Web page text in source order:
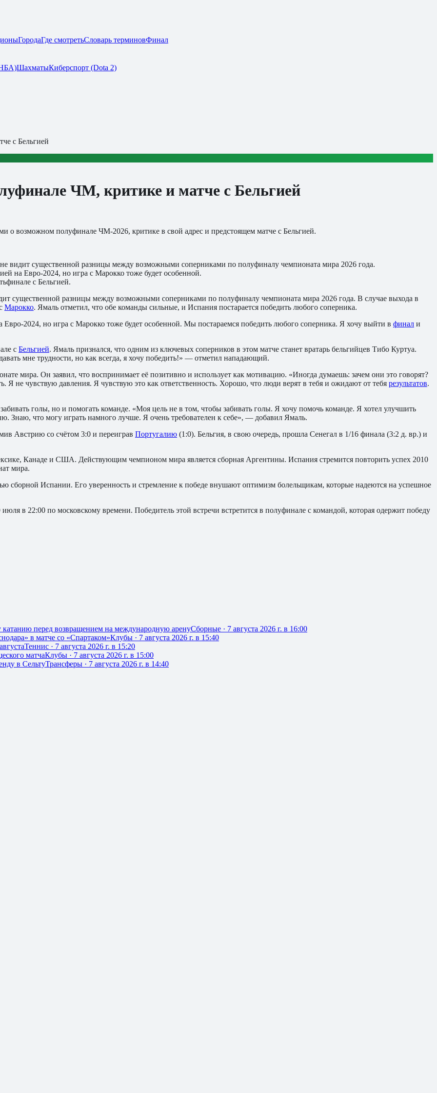
ГородаГде смотретьСловарь терминовФинал
ШахматыКиберспорт (Dota 2)
с Бельгией
ЧМ, критике и матче с Бельгией
возможном полуфинале ЧМ-2026, критике в свой адрес и предстоящем матче с Бельгией.
видит существенной разницы между возможными соперниками по полуфиналу чемпионата мира 2026 года.
на Евро-2024, но игра с Марокко тоже будет особенной.
с Бельгией.
существенной разницы между возможными соперниками по полуфиналу чемпионата мира 2026 года. В случае выхода в
Марокко. Ямаль отметил, что обе команды сильные, и Испания постарается победить любого соперника.
2024, но игра с Марокко тоже будет особенной. Мы постараемся победить любого соперника. Я хочу выйти в финал и
с Бельгией. Ямаль признался, что одним из ключевых соперников в этом матче станет вратарь бельгийцев Тибо Куртуа.
мне трудности, но как всегда, я хочу победить!» — отметил нападающий.
мира. Он заявил, что воспринимает её позитивно и использует как мотивацию. «Иногда думаешь: зачем они это говорят?
не чувствую давления. Я чувствую это как ответственность. Хорошо, что люди верят в тебя и ожидают от тебя результатов.
голы, но и помогать команде. «Моя цель не в том, чтобы забивать голы. Я хочу помочь команде. Я хотел улучшить
Знаю, что могу играть намного лучше. Я очень требователен к себе», — добавил Ямаль.
Австрию со счётом 3:0 и переиграв Португалию (1:0). Бельгия, в свою очередь, прошла Сенегал в 1/16 финала (3:2 д. вр.) и
Канаде и США. Действующим чемпионом мира является сборная Аргентины. Испания стремится повторить успех 2010
мира.
сборной Испании. Его уверенность и стремление к победе внушают оптимизм болельщикам, которые надеются на успешное
в 22:00 по московскому времени. Победитель этой встречи встретится в полуфинале с командой, которая одержит победу
перед возвращением на международную аренуСборные · 7 августа 2026 г. в 16:00
в матче со «Спартаком»Клубы · 7 августа 2026 г. в 15:40
Теннис · 7 августа 2026 г. в 15:20
матчаКлубы · 7 августа 2026 г. в 15:00
в СельтуТрансферы · 7 августа 2026 г. в 14:40